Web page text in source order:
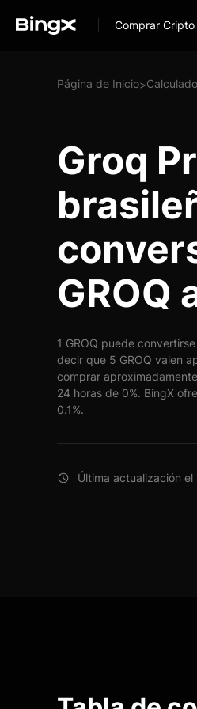
Comprar Cripto
Página de Inicio>
Groq
GROQ
1 GROQ puede
decir que 5 GROQ valen
comprar
24 horas de 0%. BingX
0.1%.
Última actualización